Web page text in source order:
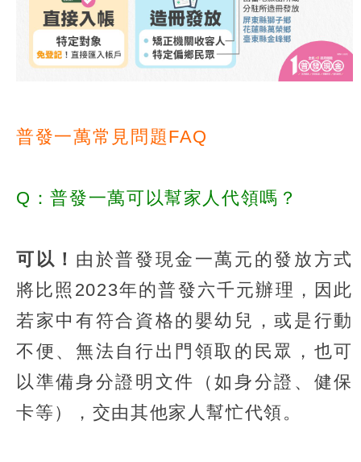
普發一萬常見問題FAQ
Q：普發一萬可以幫家人代領嗎？
可以！ 由於普發現金一萬元的發放方式
將比照2023年的普發六千元辦理，因此
若家中有符合資格的嬰幼兒，或是行動
不便、無法自行出門領取的民眾，也可
以準備身分證明文件（如身分證、健保
卡等），交由其他家人幫忙代領。